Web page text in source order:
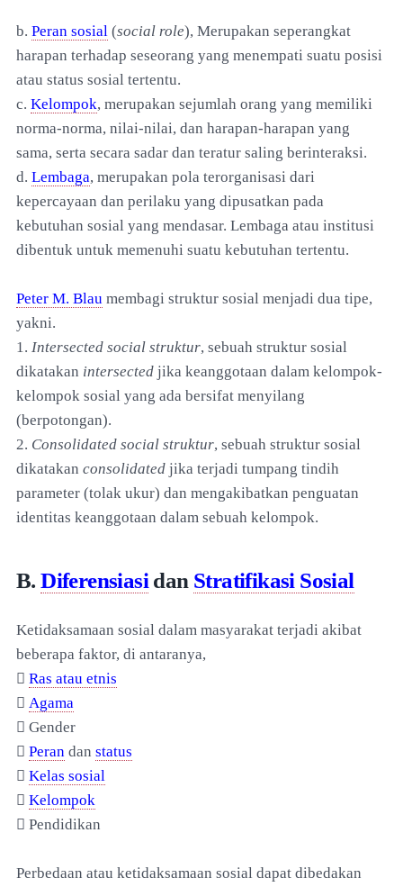
b. Peran sosial (social role), Merupakan seperangkat
harapan terhadap seseorang yang menempati suatu posisi
atau status sosial tertentu.
c. Kelompok, merupakan sejumlah orang yang memiliki
norma-norma, nilai-nilai, dan harapan-harapan yang
sama, serta secara sadar dan teratur saling berinteraksi.
d. Lembaga, merupakan pola terorganisasi dari
kepercayaan dan perilaku yang dipusatkan pada
kebutuhan sosial yang mendasar. Lembaga atau institusi
dibentuk untuk memenuhi suatu kebutuhan tertentu.
Peter M. Blau membagi struktur sosial menjadi dua tipe,
yakni.
1. Intersected social struktur, sebuah struktur sosial
dikatakan intersected jika keanggotaan dalam kelompok-
kelompok sosial yang ada bersifat menyilang
(berpotongan).
2. Consolidated social struktur, sebuah struktur sosial
dikatakan consolidated jika terjadi tumpang tindih
parameter (tolak ukur) dan mengakibatkan penguatan
identitas keanggotaan dalam sebuah kelompok.
B.Diferensiasi dan Stratifikasi Sosial
Ketidaksamaan sosial dalam masyarakat terjadi akibat
beberapa faktor, di antaranya,
 Ras atau etnis
 Agama
 Gender
 Peran dan status
 Kelas sosial
 Kelompok
 Pendidikan
Perbedaan atau ketidaksamaan sosial dapat dibedakan